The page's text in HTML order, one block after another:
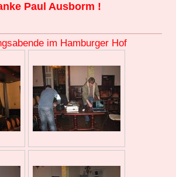
Paul Ausborm !
im Hamburger Hof